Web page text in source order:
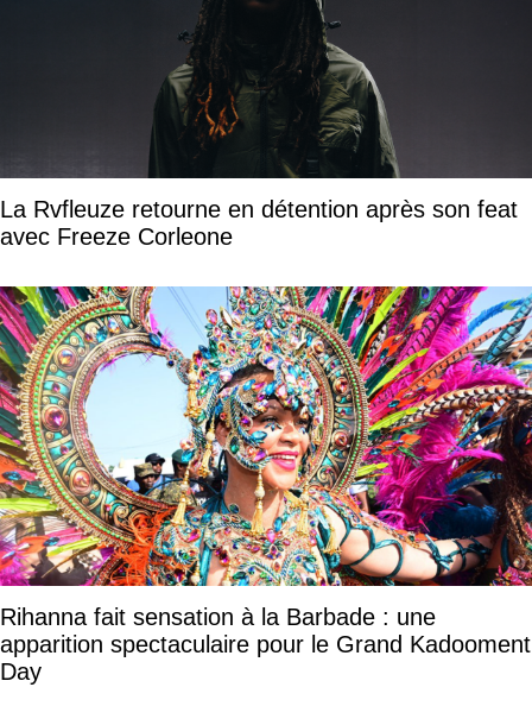
La Rvfleuze retourne en détention après son feat
avec Freeze Corleone
Rihanna fait sensation à la Barbade : une
apparition spectaculaire pour le Grand Kadooment
Day